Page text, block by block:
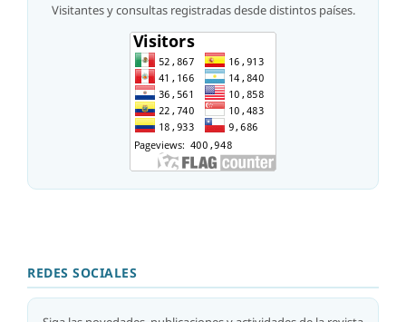
Visitantes y consultas registradas desde distintos países.
REDES SOCIALES